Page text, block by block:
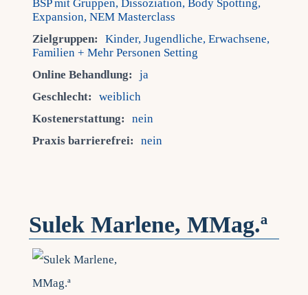
BSP mit Gruppen, Dissoziation, Body Spotting,
Expansion, NEM Masterclass
Zielgruppen:
Kinder, Jugendliche, Erwachsene,
Familien + Mehr Personen Setting
Online Behandlung:
ja
Geschlecht:
weiblich
Kostenerstattung:
nein
Praxis barrierefrei:
nein
Sulek Marlene, MMag.ª